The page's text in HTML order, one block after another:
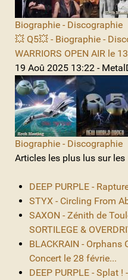
Biographie - Discographie
💥 Q5💥 - Biographie -
WARRIORS OPEN AIR le
19 Aoû 2025 13:22 -
Biographie - Discographie
Articles les plus lus sur
DEEP PURPLE -
STYX - Circling From
SAXON - Zénith de
SORTILEGE &
BLACKRAIN -
Concert le 28 févrie...
DEEP PURPLE - Splat